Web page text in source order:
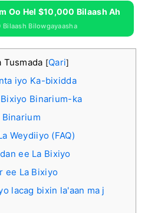
Oo Hel $10,000 Bilaash Ah
Bilaash Bilowgayaasha
Tusmada [Qari]
iyo Ka-bixidda
Binarium-ka
Weydiiyo (FAQ)
ee La Bixiyo
ee La Bixiyo
lacag bixin la'aan ma j